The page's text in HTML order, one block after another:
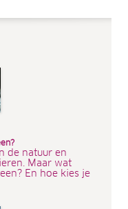
de natuur en
Maar wat
En hoe kies je